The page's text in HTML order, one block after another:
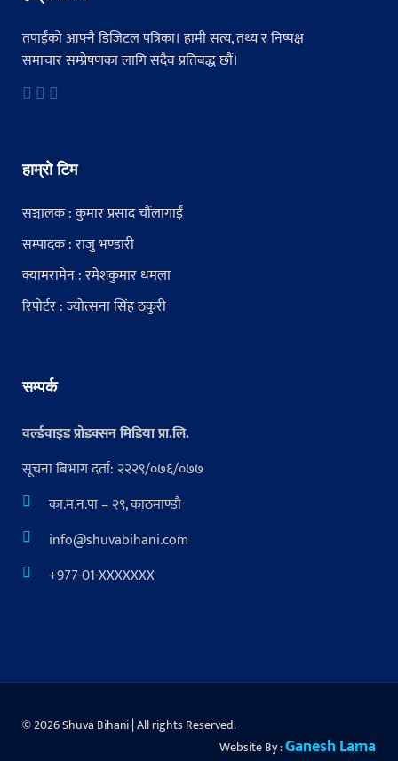
तपाईंको आफ्नै डिजिटल पत्रिका। हामी सत्य, तथ्य र निष्पक्ष
समाचार सम्प्रेषणका लागि सदैव प्रतिबद्ध छौं।
हाम्रो टिम
सञ्चालक : कुमार प्रसाद चौंलागाईं
सम्पादक : राजु भण्डारी
क्यामरामेन : रमेशकुमार धमला
रिपोर्टर : ज्योत्सना सिंह ठकुरी
सम्पर्क
वर्ल्डवाइड प्रोडक्सन मिडिया प्रा.लि.
सूचना बिभाग दर्ता: २२२९/०७६/०७७
का.म.न.पा – २९, काठमाण्डौ
info@shuvabihani.com
+977-01-XXXXXXX
© 2026 Shuva Bihani | All rights Reserved.
Website By :Ganesh Lama